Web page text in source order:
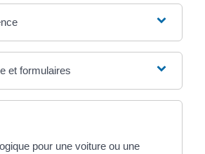
et formulaires
pour une voiture ou une